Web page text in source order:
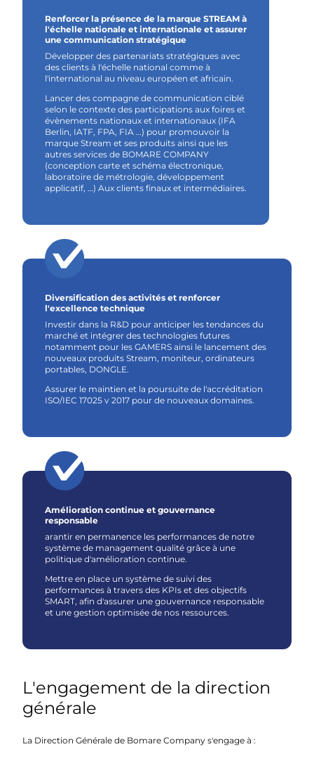
Renforcer la présence de la marque STREAM à
l'échelle nationale et internationale et assurer
une communication stratégique
Développer des partenariats stratégiques avec
des clients à l'échelle national comme à
l'international au niveau européen et africain.
Lancer des compagne de communication ciblé
selon le contexte des participations aux foires et
évènements nationaux et internationaux (IFA
Berlin, IATF, FPA, FIA …) pour promouvoir la
marque Stream et ses produits ainsi que les
autres services de BOMARE COMPANY
(conception carte et schéma électronique,
laboratoire de métrologie, développement
applicatif, …) Aux clients finaux et intermédiaires.
Diversification des activités et renforcer
l'excellence technique
Investir dans la R&D pour anticiper les tendances du
marché et intégrer des technologies futures
notamment pour les GAMERS ainsi le lancement des
nouveaux produits Stream, moniteur, ordinateurs
portables, DONGLE.
Assurer le maintien et la poursuite de l'accréditation
ISO/IEC 17025 v 2017 pour de nouveaux domaines.
Amélioration continue et gouvernance
responsable
arantir en permanence les performances de notre
système de management qualité grâce à une
politique d'amélioration continue.
Mettre en place un système de suivi des
performances à travers des KPIs et des objectifs
SMART, afin d'assurer une gouvernance responsable
et une gestion optimisée de nos ressources.
L'engagement de la direction
générale
La Direction Générale de Bomare Company s'engage à :